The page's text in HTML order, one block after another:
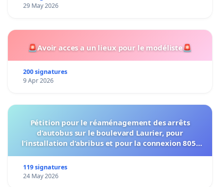
29 May 2026
🚨Avoir acces a un lieux pour le modéliste🚨
200 signatures
9 Apr 2026
Pétition pour le réaménagement des arrêts
d’autobus sur le boulevard Laurier, pour
l’installation d’abribus et pour la connexion 805-
119 signatures
24 May 2026